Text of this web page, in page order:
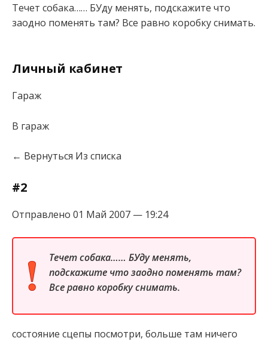
Течет собака…… БУду менять, подскажите что
заодно поменять там? Все равно коробку снимать.
Личный кабинет
Гараж
В гараж
← Вернуться Из списка
#2
Отправлено 01 Май 2007 — 19:24
Течет собака…… БУду менять,
подскажите что заодно поменять там?
Все равно коробку снимать.
состояние сцепы посмотри, больше там ничего